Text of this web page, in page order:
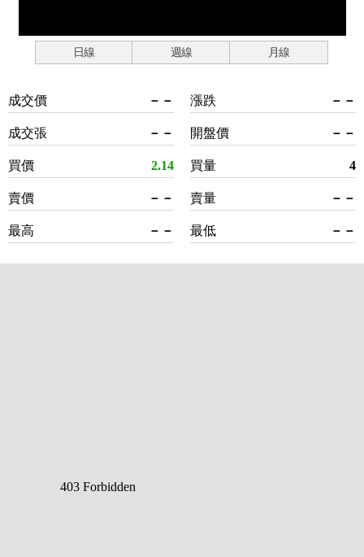
日線 週線 月線
成交價 －－
成交張 －－
買價 2.14
賣價 －－
最高 －－
漲跌 －－
開盤價 －－
買量 4
賣量 －－
最低 －－